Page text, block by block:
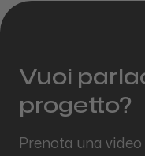
Vuoi
progetto?
Prenota una